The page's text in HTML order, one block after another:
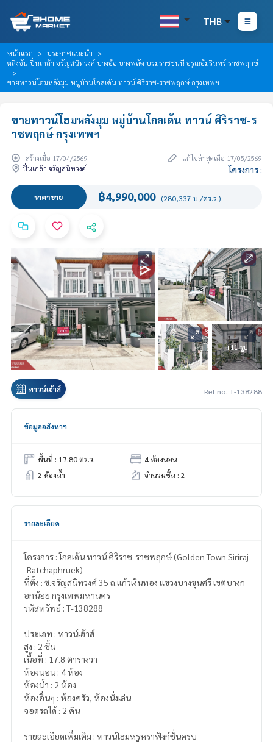
THB
หน้าแรก
ประกาศแนะนำ
ตลิ่งชัน ปิ่นเกล้า จรัญสนิทวงศ์ บางอ้อ บางพลัด บรมราชชนนี อรุณอัมรินทร์ ราชพฤกษ์
ขายทาวน์โฮมหลังมุม หมู่บ้านโกลเด้น ทาวน์ ศิริราช-ราชพฤกษ์ กรุงเทพฯ
ขายทาวน์โฮมหลังมุม หมู่บ้านโกลเด้น ทาวน์ ศิริราช-ร
าชพฤกษ์ กรุงเทพฯ
สร้างเมื่อ 17/04/2569
แก้ไขล่าสุดเมื่อ 17/05/2569
ปิ่นเกล้า จรัญสนิทวงศ์
โครงการ :
ราคาขาย ฿4,990,000 (280,337 บ./ตร.ว.)
+11 รูป
ทาวน์เฮ้าส์ Ref no. T-138288
ข้อมูลอสังหาฯ
พื้นที่ : 17.80 ตร.ว.
4 ห้องนอน
2 ห้องน้ำ
จำนวนชั้น : 2
รายละเอียด
โครงการ : โกลเด้น ทาวน์ ศิริราช-ราชพฤกษ์ (Golden Town Siriraj
-Ratchaphruek)
ที่ตั้ง : ซ.จรัญสนิทวงศ์ 35 ถ.แก้วเงินทอง แขวงบางขุนศรี เขตบางก
อกน้อย กรุงเทพมหานคร
รหัสทรัพย์ : T-138288
ประเภท : ทาวน์เฮ้าส์
สูง : 2 ชั้น
เนื้อที่ : 17.8 ตารางวา
ห้องนอน : 4 ห้อง
ห้องน้ำ : 2 ห้อง
ห้องอื่นๆ : ห้องครัว, ห้องนั่งเล่น
จอดรถได้ : 2 คัน
รายละเอียดเพิ่มเติม : ทาวน์โฮมหรูหราฟังก์ชั่นครบ